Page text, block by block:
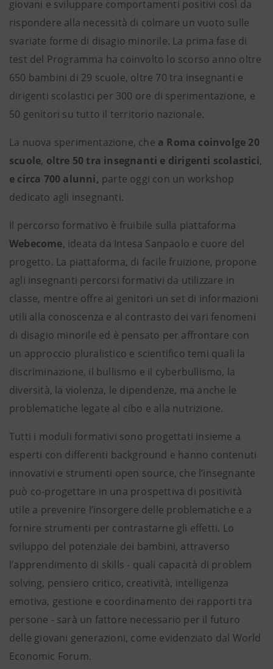
giovani e sviluppare comportamenti positivi così da
rispondere alla necessità di colmare un vuoto sulle
svariate forme di disagio minorile. La prima fase di
test del Programma ha coinvolto lo scorso anno oltre
650 bambini di 29 scuole, oltre 70 tra insegnanti e
dirigenti scolastici per 300 ore di sperimentazione, e
50 genitori su tutto il territorio nazionale.
La nuova sperimentazione, che a Roma coinvolge 20
scuole, oltre 50 tra insegnanti e dirigenti scolastici,
e circa 700 alunni, parte oggi con un workshop
dedicato agli insegnanti.
Il percorso formativo è fruibile sulla piattaforma
Webecome, ideata da Intesa Sanpaolo e cuore del
progetto. La piattaforma, di facile fruizione, propone
agli insegnanti percorsi formativi da utilizzare in
classe, mentre offre ai genitori un set di informazioni
utili alla conoscenza e al contrasto dei vari fenomeni
di disagio minorile ed è pensato per affrontare con
un approccio pluralistico e scientifico temi quali la
discriminazione, il bullismo e il cyberbullismo, la
diversità, la violenza, le dipendenze, ma anche le
problematiche legate al cibo e alla nutrizione.
Tutti i moduli formativi sono progettati insieme a
esperti con differenti background e hanno contenuti
innovativi e strumenti open source, che l’insegnante
può co-progettare in una prospettiva di positività
utile a prevenire l’insorgere delle problematiche e a
fornire strumenti per contrastarne gli effetti. Lo
sviluppo del potenziale dei bambini, attraverso
l’apprendimento di skills - quali capacità di problem
solving, pensiero critico, creatività, intelligenza
emotiva, gestione e coordinamento dei rapporti tra
persone - sarà un fattore necessario per il futuro
delle giovani generazioni, come evidenziato dal World
Economic Forum.